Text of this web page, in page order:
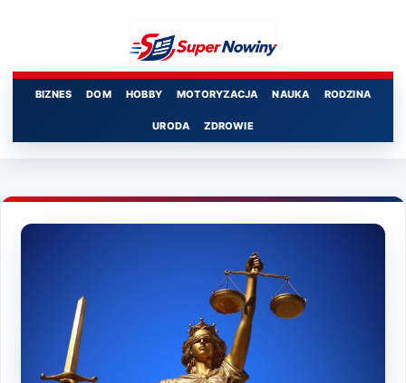
BIZNES DOM HOBBY MOTORYZACJA NAUKA RODZINA
URODA ZDROWIE